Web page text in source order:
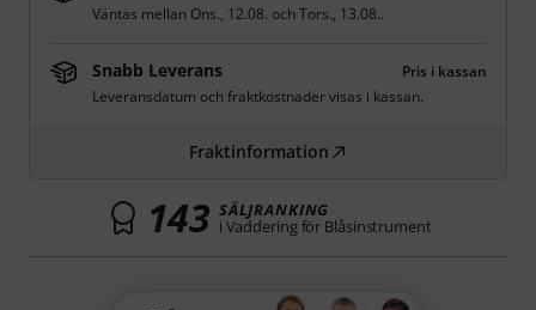
Väntas mellan Ons., 12.08. ochTors., 13.08..
Snabb Leverans
Pris i kassan
Leveransdatum och fraktkostnader visas i kassan.
Fraktinformation
143 SÄLJRANKING
i Vaddering för Blåsinstrument